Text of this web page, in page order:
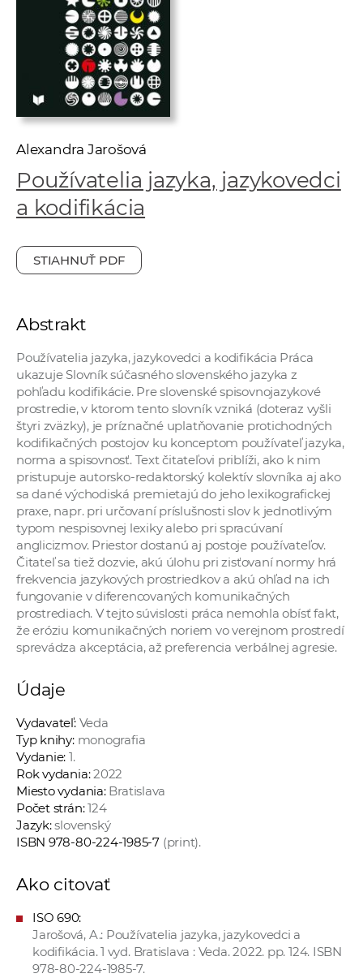
í
r
c
o
v
n
í
k
o
h
S
V
Alexandra Jarošová
Používatelia jazyka, jazykovedci
a kodifikácia
STIAHNUŤ PDF
Abstrakt
Používatelia jazyka, jazykovedci a kodifikácia Práca
ukazuje Slovník súčasného slovenského jazyka z
pohľadu kodifikácie. Pre slovenské spisovnojazykové
prostredie, v ktorom tento slovník vzniká (doteraz vyšli
štyri zväzky), je príznačné uplatňovanie protichodných
kodifikačných postojov ku konceptom používateľ jazyka,
norma a spisovnosť. Text čitateľovi priblíži, ako k nim
pristupuje autorsko-redaktorský kolektív slovníka aj ako
sa dané východiská premietajú do jeho lexikografickej
praxe, napr. pri určovaní príslušnosti slov k jednotlivým
typom nespisovnej lexiky alebo pri spracúvaní
anglicizmov. Priestor dostanú aj postoje používateľov.
Čitateľ sa tiež dozvie, akú úlohu pri zisťovaní normy hrá
frekvencia jazykových prostriedkov a akú ohľad na ich
fungovanie v diferencovaných komunikačných
prostrediach. V tejto súvislosti práca nemohla obísť fakt,
že eróziu komunikačných noriem vo verejnom prostredí
sprevádza akceptácia, až preferencia verbálnej agresie.
Údaje
Vydavateľ: Veda
Typ knihy:monografia
Vydanie: 1.
Rok vydania:2022
Miesto vydania:Bratislava
Počet strán:124
Jazyk:slovenský
ISBN 978-80-224-1985-7 (print).
Ako citovať
ISO 690:
Jarošová, A.: Používatelia jazyka, jazykovedci a
kodifikácia. 1 vyd. Bratislava : Veda. 2022. pp. 124. ISBN
978-80-224-1985-7.